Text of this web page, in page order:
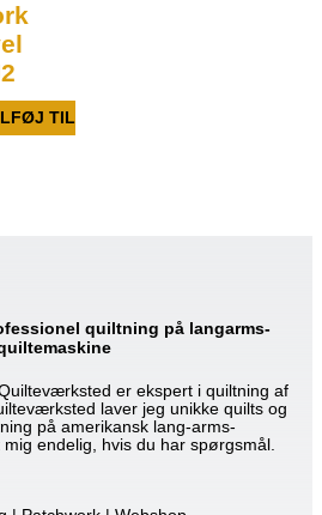
TIL
quiltning på langarms-
er ekspert i quiltning af
laver jeg unikke quilts og
på amerikansk lang-arms-
endelig, hvis du har spørgsmål.